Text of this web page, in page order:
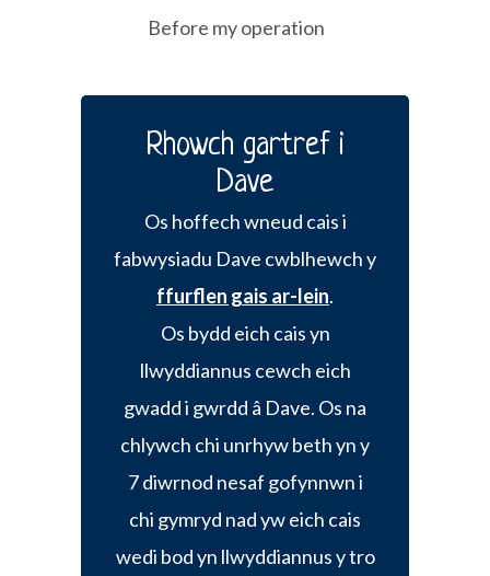
Before my operation
Rhowch gartref i
Dave
Os hoffech wneud cais i
fabwysiadu Dave cwblhewch y
ffurflen gais ar-lein.
Os bydd eich cais yn
llwyddiannus cewch eich
gwadd i gwrdd â Dave. Os na
chlywch chi unrhyw beth yn y
7 diwrnod nesaf gofynnwn i
chi gymryd nad yw eich cais
wedi bod yn llwyddiannus y tro